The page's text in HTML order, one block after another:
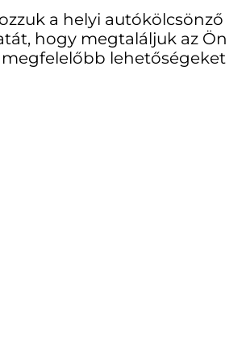
a helyi autókölcsönző
hogy megtaláljuk az Ön
lehetőségeket